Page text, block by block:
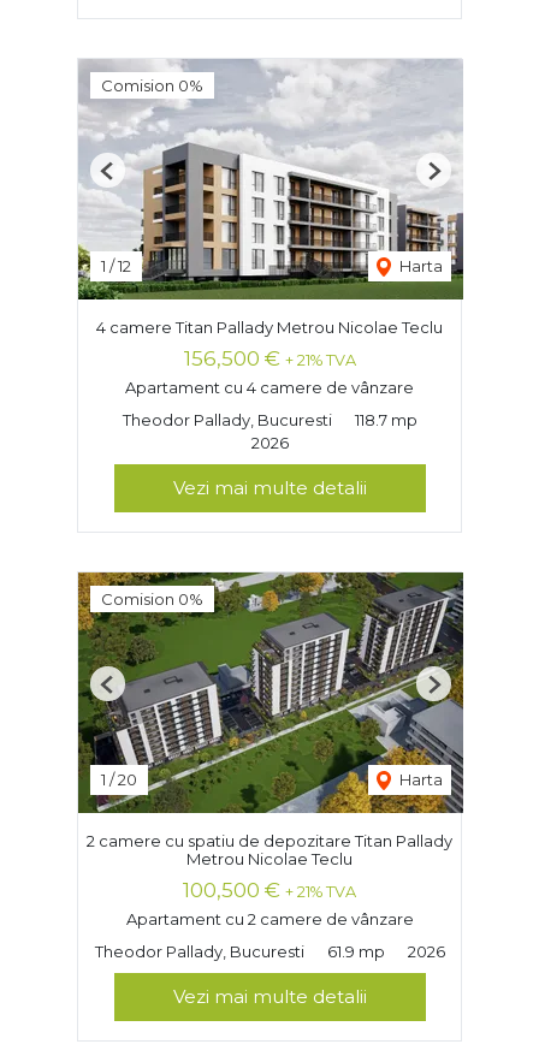
Comision 0%
1 /12 Harta
Previous Next
4 camere Titan Pallady Metrou Nicolae Teclu
156,500 € + 21% TVA
Apartament cu 4 camere de vânzare
Theodor Pallady, Bucuresti
118.7 mp
2026
Vezi mai multe detalii
Comision 0%
1 /20 Harta
Previous Next
2 camere cu spatiu de depozitare Titan Pallady
Metrou Nicolae Teclu
100,500 € + 21% TVA
Apartament cu 2 camere de vânzare
Theodor Pallady, Bucuresti
61.9 mp 2026
Vezi mai multe detalii